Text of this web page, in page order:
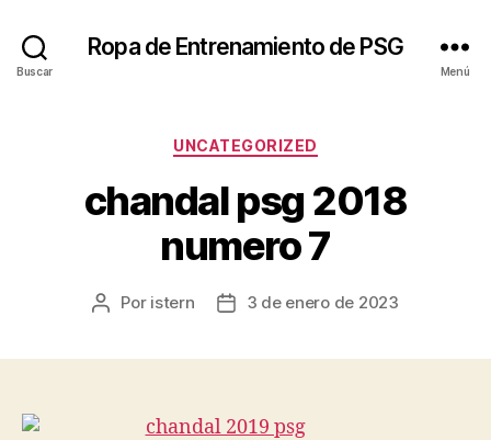
Buscar
Ropa de Entrenamiento de PSG
Menú
Categorías
UNCATEGORIZED
chandal psg 2018
numero 7
Autor
Por istern
Fecha3 de enero de 2023